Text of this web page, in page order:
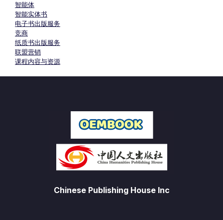
智能体
智能实体书
电子书出版服务
竞商
纸质书出版服务
联盟营销
课程内容与资源
Chinese Publishing House Inc